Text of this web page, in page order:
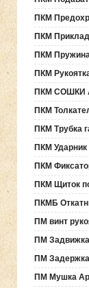
ПКМ
ПКМ
ПКМ
ПКМ
ПКМ СОШКИ
ПКМ
ПКМ Трубка
ПКМ
ПКМ
ПКМ Щиток
ПКМБ
ПМ винт
ПМ
ПМ
ПМ Мушка